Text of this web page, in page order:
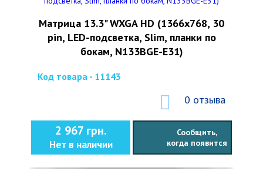
Матрица 13.3" WXGA HD (1366x768, 30
pin, LED-подсветка, Slim, планки по
бокам, N133BGE-E31)
Код товара - 11143
0 отзыва
2 967 грн.
Нет в наличии
Сообщить,
когда появится